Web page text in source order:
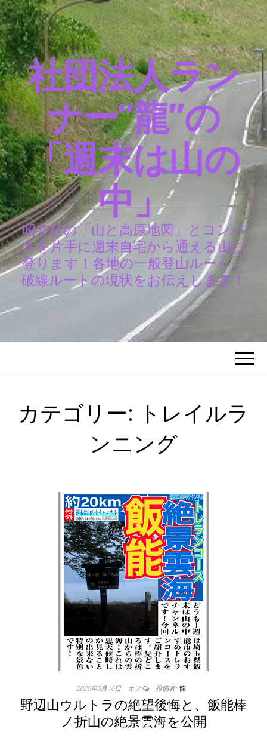
社団法人ラン
ナー”龍”の
「週末は山の
中」
昭文社の「山と高原地図」とコンパ
スを片手に週末自宅から通える山に
登ります！各地の一般登山ルート、
破線ルートの現状をお伝えします！
カテゴリー: トレイルラ
ンニング
2026年5月16日 オフ 投稿者: 龍
野辺山ウルトラの絶望後悔と、飯能棒
ノ折山の絶景雲海を公開